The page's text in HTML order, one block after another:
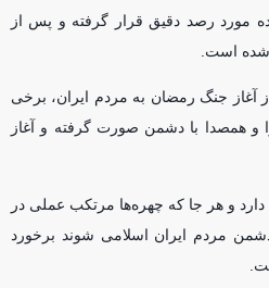
مورد رصد دقیق قرار گرفته و پس از
شده است.
آغاز جنگ رمضان به مردم ایران، برخی
و همصدا با دشمن صورت گرفته و آغاز
دارد و هر جا که چهره‌ها مرتکب عملی در
مردم ایران اسلامی شوند برخورد